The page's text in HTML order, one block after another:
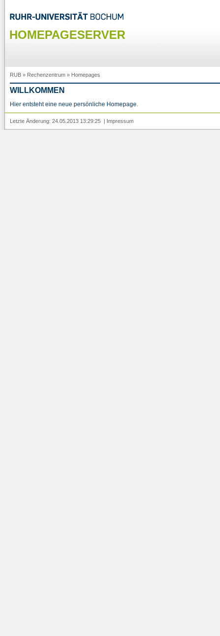
HOMEPAGESERVER
RUB » Rechenzentrum » Homepages
WILLKOMMEN
Hier entsteht eine neue persönliche Homepage.
Letzte Änderung: 24.05.2013 13:29:25 | Impressum